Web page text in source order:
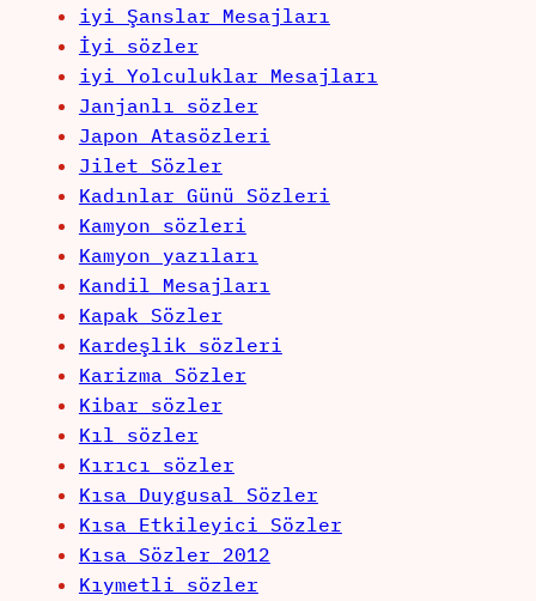
iyi Şanslar Mesajları
İyi sözler
iyi Yolculuklar Mesajları
Janjanlı sözler
Japon Atasözleri
Jilet Sözler
Kadınlar Günü Sözleri
Kamyon sözleri
Kamyon yazıları
Kandil Mesajları
Kapak Sözler
Kardeşlik sözleri
Karizma Sözler
Kibar sözler
Kıl sözler
Kırıcı sözler
Kısa Duygusal Sözler
Kısa Etkileyici Sözler
Kısa Sözler 2012
Kıymetli sözler